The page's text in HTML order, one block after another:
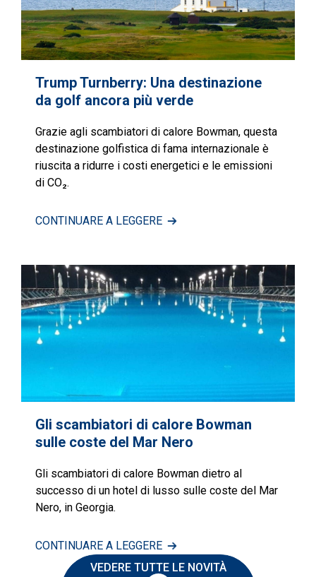
Trump Turnberry: Una destinazione
da golf ancora più verde
Grazie agli scambiatori di calore Bowman, questa
destinazione golfistica di fama internazionale è
riuscita a ridurre i costi energetici e le emissioni
di CO₂.
CONTINUARE A LEGGERE
Gli scambiatori di calore Bowman
sulle coste del Mar Nero
Gli scambiatori di calore Bowman dietro al
successo di un hotel di lusso sulle coste del Mar
Nero, in Georgia.
CONTINUARE A LEGGERE
VEDERE TUTTE LE NOVITÀ